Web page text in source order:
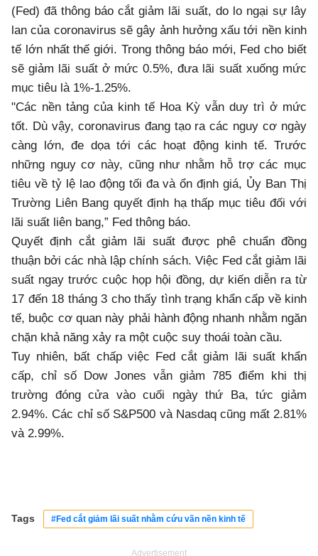
(Fed) đã thông báo cắt giảm lãi suất, do lo ngại sự lây
lan của coronavirus sẽ gây ảnh hưởng xấu tới nền kinh
tế lớn nhất thế giới. Trong thông báo mới, Fed cho biết
sẽ giảm lãi suất ở mức 0.5%, đưa lãi suất xuống mức
mục tiêu là 1%-1.25%.
"Các nền tảng của kinh tế Hoa Kỳ vẫn duy trì ở mức
tốt. Dù vậy, coronavirus đang tạo ra các nguy cơ ngày
càng lớn, đe dọa tới các hoạt động kinh tế. Trước
những nguy cơ này, cũng như nhằm hỗ trợ các mục
tiêu về tỷ lệ lao động tối đa và ổn định giá, Ủy Ban Thị
Trường Liên Bang quyết định hạ thấp mục tiêu đối với
lãi suất liên bang,” Fed thông báo.
Quyết định cắt giảm lãi suất được phê chuẩn đồng
thuận bởi các nhà lập chính sách. Việc Fed cắt giảm lãi
suất ngay trước cuộc họp hội đồng, dự kiến diễn ra từ
17 đến 18 tháng 3 cho thấy tình trạng khẩn cấp về kinh
tế, buộc cơ quan này phải hành động nhanh nhằm ngăn
chặn khả năng xảy ra một cuộc suy thoái toàn cầu.
Tuy nhiên, bất chấp việc Fed cắt giảm lãi suất khẩn
cấp, chỉ số Dow Jones vẫn giảm 785 điểm khi thị
trường đóng cửa vào cuối ngày thứ Ba, tức giảm
2.94%. Các chỉ số S&P500 và Nasdaq cũng mất 2.81%
và 2.99%.
Tags #Fed cắt giảm lãi suất nhằm cứu vãn nền kinh tế
Advertisement